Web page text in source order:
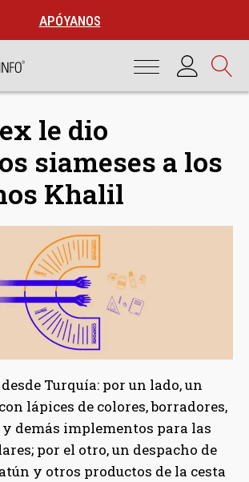
APÓYANOS
le dio
siameses a los
Khalil
Turquía: por un lado, un
lápices de colores, borradores,
demás implementos para las
por el otro, un despacho de
y otros productos de la cesta